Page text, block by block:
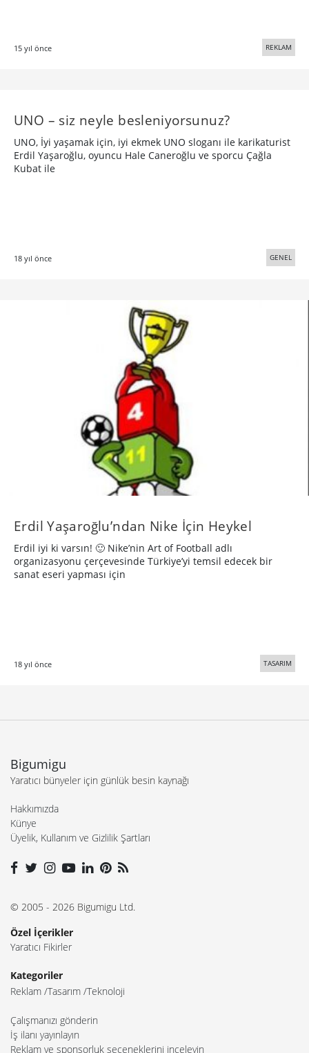
15 yıl önce REKLAM
UNO – siz neyle besleniyorsunuz?
UNO, İyi yaşamak için, iyi ekmek UNO sloganı ile karikaturist
Erdil Yaşaroğlu, oyuncu Hale Caneroğlu ve sporcu Çağla
Kubat ile
18 yıl önce GENEL
Erdil Yaşaroğlu’ndan Nike İçin Heykel
Erdil iyi ki varsın! 🙂 Nike’nin Art of Football adlı
organizasyonu çerçevesinde Türkiye’yi temsil edecek bir
sanat eseri yapması için
18 yıl önce TASARIM
Bigumigu
Yaratıcı bünyeler için günlük besin kaynağı
Hakkımızda
Künye
Üyelik, Kullanım ve Gizlilik Şartları
© 2005 - 2026 Bigumigu Ltd.
Özel İçerikler
Yaratıcı Fikirler
Kategoriler
Reklam Tasarım Teknoloji
Çalışmanızı gönderin
İş ilanı yayınlayın
Reklam ve sponsorluk seçeneklerini inceleyin